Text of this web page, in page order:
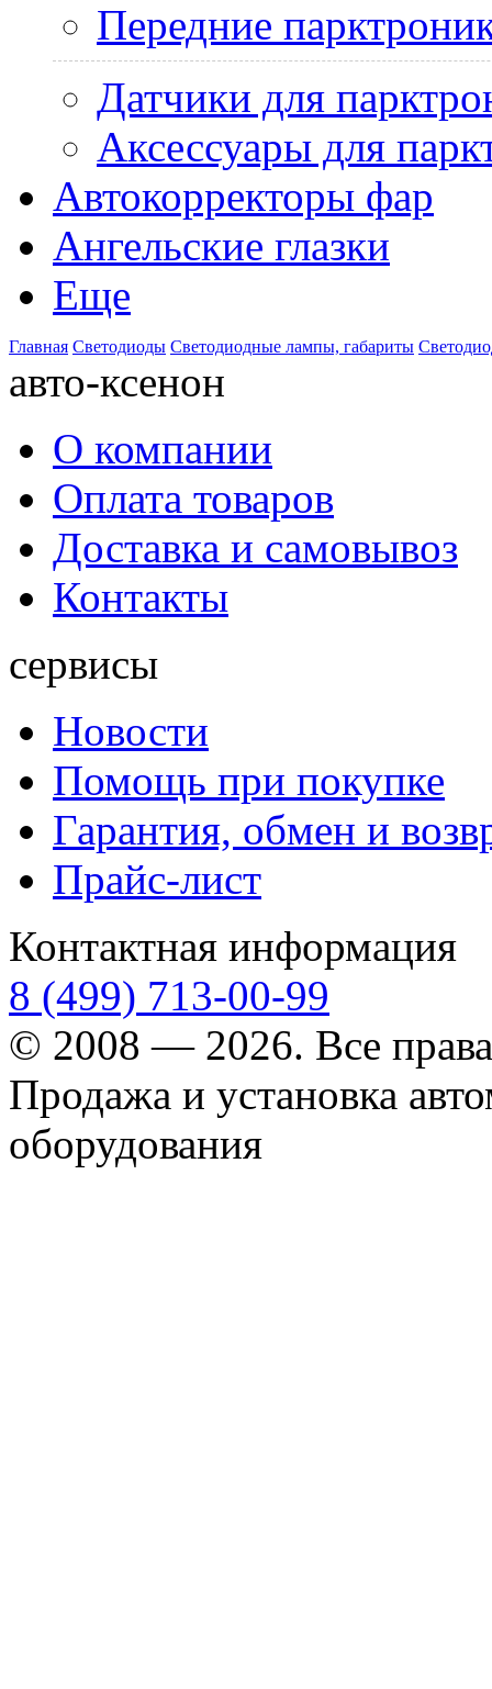
Передние
Датчики для
Аксессуары для
Автокорректоры фар
Ангельские глазки
Еще
Главная Светодиоды Светодиодные лампы, габариты
авто-ксенон
О компании
Оплата товаров
Доставка и самовывоз
Контакты
сервисы
Новости
Помощь при покупке
Гарантия, обмен и
Прайс-лист
Контактная информация
8 (499) 713-00-99
© 2008 — 2026. Все
Продажа и установка
оборудования